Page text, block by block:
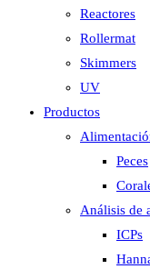
Reactores
Rollermat
Skimmers
UV
Productos
Peces
Análisis de
ICPs